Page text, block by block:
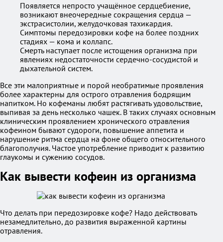
Появляется непросто учащённое сердцебиение,
возникают внеочередные сокращения сердца —
экстрасистолии, желудочковая тахикардия.
Симптомы передозировки кофе на более поздних
стадиях — кома и коллапс.
Смерть наступает после истощения организма при
явлениях недостаточности сердечно-сосудистой и
дыхательной систем.
Все эти малоприятные и порой необратимые проявления
более характерны для острого отравления бодрящим
напитком. Но кофеманы любят растягивать удовольствие,
выпивая за день несколько чашек. В таких случаях основным
клиническим проявлением хронического отравления
кофеином бывают судороги, повышение аппетита и
нарушение ритма сердца на фоне общего относительного
благополучия. Частое употребление приводит к развитию
глаукомы и сужению сосудов.
Как вывести кофеин из организма
Что делать при передозировке кофе? Надо действовать
незамедлительно, до развития выраженной картины
отравления.